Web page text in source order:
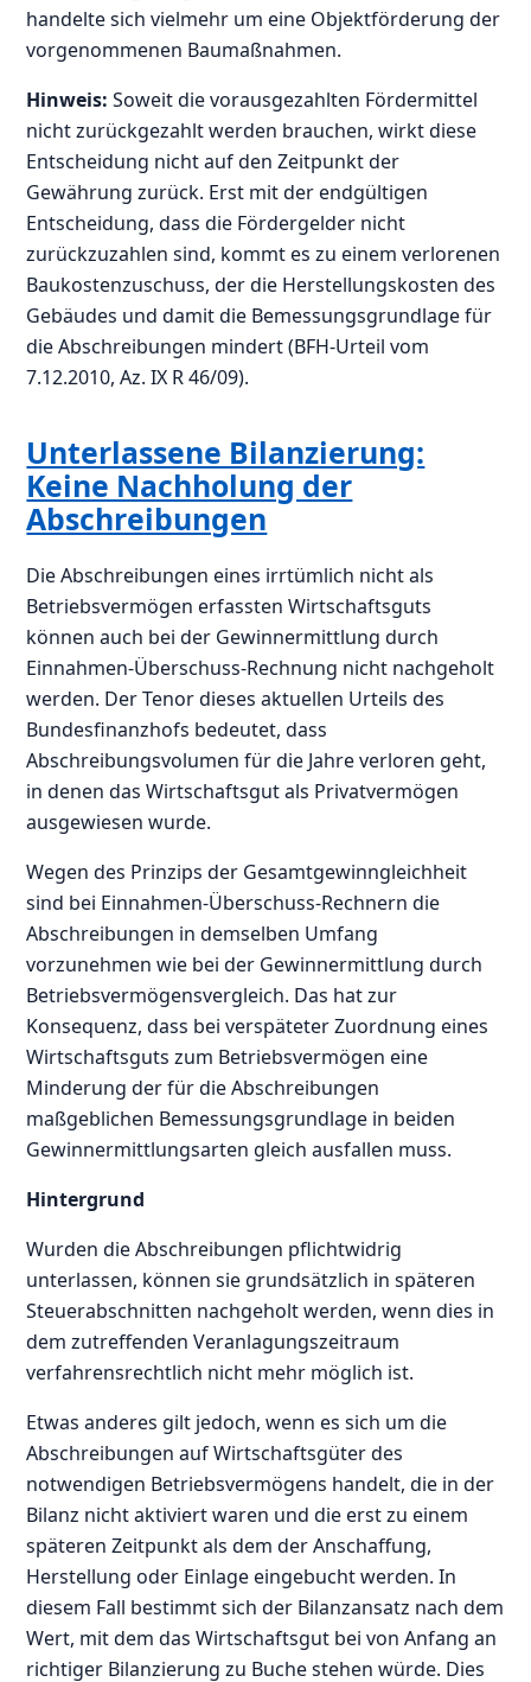
handelte sich vielmehr um eine Objektförderung der
vorgenommenen Baumaßnahmen.
Hinweis: Soweit die vorausgezahlten Fördermittel
nicht zurückgezahlt werden brauchen, wirkt diese
Entscheidung nicht auf den Zeitpunkt der
Gewährung zurück. Erst mit der endgültigen
Entscheidung, dass die Fördergelder nicht
zurückzuzahlen sind, kommt es zu einem verlorenen
Baukostenzuschuss, der die Herstellungskosten des
Gebäudes und damit die Bemessungsgrundlage für
die Abschreibungen mindert (BFH-Urteil vom
7.12.2010, Az. IX R 46/09).
Unterlassene Bilanzierung:
Keine Nachholung der
Abschreibungen
Die Abschreibungen eines irrtümlich nicht als
Betriebsvermögen erfassten Wirtschaftsguts
können auch bei der Gewinnermittlung durch
Einnahmen-Überschuss-Rechnung nicht nachgeholt
werden. Der Tenor dieses aktuellen Urteils des
Bundesfinanzhofs bedeutet, dass
Abschreibungsvolumen für die Jahre verloren geht,
in denen das Wirtschaftsgut als Privatvermögen
ausgewiesen wurde.
Wegen des Prinzips der Gesamtgewinngleichheit
sind bei Einnahmen-Überschuss-Rechnern die
Abschreibungen in demselben Umfang
vorzunehmen wie bei der Gewinnermittlung durch
Betriebsvermögensvergleich. Das hat zur
Konsequenz, dass bei verspäteter Zuordnung eines
Wirtschaftsguts zum Betriebsvermögen eine
Minderung der für die Abschreibungen
maßgeblichen Bemessungsgrundlage in beiden
Gewinnermittlungsarten gleich ausfallen muss.
Hintergrund
Wurden die Abschreibungen pflichtwidrig
unterlassen, können sie grundsätzlich in späteren
Steuerabschnitten nachgeholt werden, wenn dies in
dem zutreffenden Veranlagungszeitraum
verfahrensrechtlich nicht mehr möglich ist.
Etwas anderes gilt jedoch, wenn es sich um die
Abschreibungen auf Wirtschaftsgüter des
notwendigen Betriebsvermögens handelt, die in der
Bilanz nicht aktiviert waren und die erst zu einem
späteren Zeitpunkt als dem der Anschaffung,
Herstellung oder Einlage eingebucht werden. In
diesem Fall bestimmt sich der Bilanzansatz nach dem
Wert, mit dem das Wirtschaftsgut bei von Anfang an
richtiger Bilanzierung zu Buche stehen würde. Dies